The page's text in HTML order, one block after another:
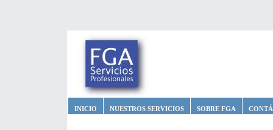
INICIO NUESTROS SERVICIOS SOBRE FGA